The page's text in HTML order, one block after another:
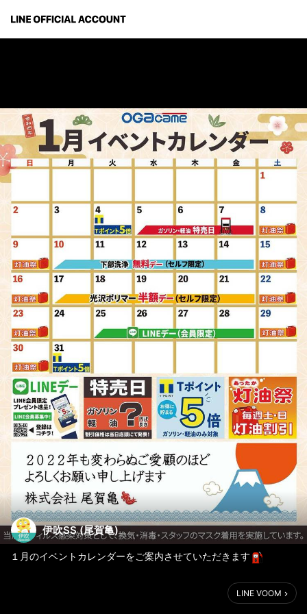
伊吹SS (尾賀亀)
１月のイベントカレンダーをご案内させていただきます
LINE VOOM